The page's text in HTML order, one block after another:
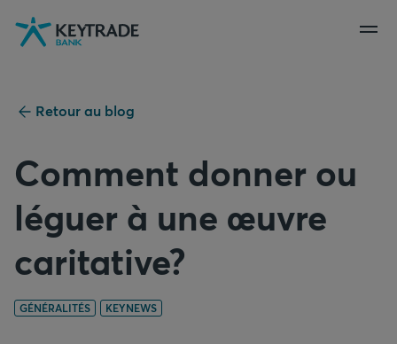
Aller
Aller
Aller
au
Retour au blog
Comment donner ou
léguer à une œuvre
caritative?
GÉNÉRALITÉS KEYNEWS